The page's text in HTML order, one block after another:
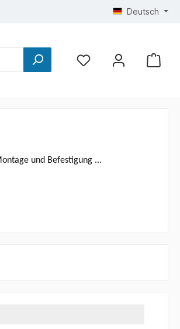
Deutsch
und Befestigung ...